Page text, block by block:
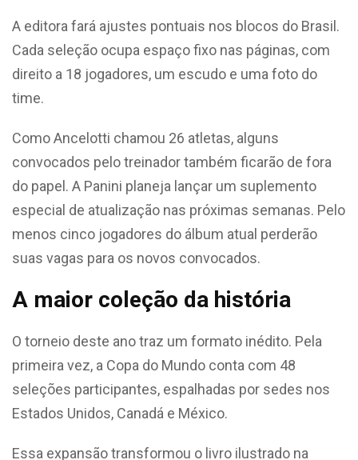
A editora fará ajustes pontuais nos blocos do Brasil.
Cada seleção ocupa espaço fixo nas páginas, com
direito a 18 jogadores, um escudo e uma foto do
time.
Como Ancelotti chamou 26 atletas, alguns
convocados pelo treinador também ficarão de fora
do papel. A Panini planeja lançar um suplemento
especial de atualização nas próximas semanas. Pelo
menos cinco jogadores do álbum atual perderão
suas vagas para os novos convocados.
A maior coleção da história
O torneio deste ano traz um formato inédito. Pela
primeira vez, a Copa do Mundo conta com 48
seleções participantes, espalhadas por sedes nos
Estados Unidos, Canadá e México.
Essa expansão transformou o livro ilustrado na